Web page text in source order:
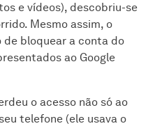
e vídeos), descobriu-se
Mesmo assim, o
de bloquear a conta do
ao Google
o acesso não só ao
telefone (ele usava o